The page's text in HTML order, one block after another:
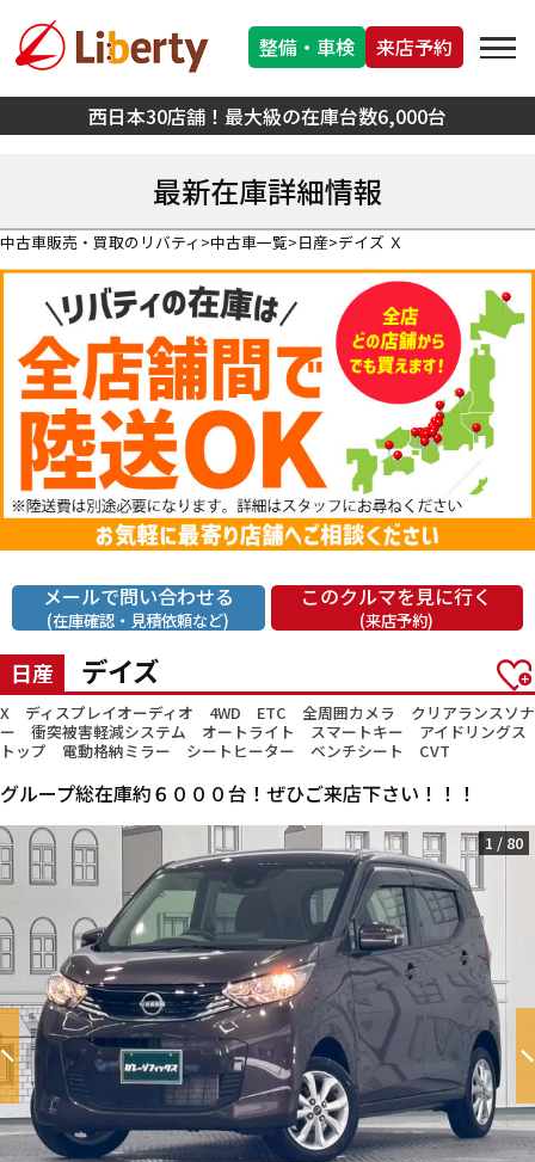
西日本30店舗！最大級の在庫台数6,000台
整備・車検 来店予約
最新在庫詳細情報
中古車販売・買取のリバティ 中古車一覧 日産 デイズ Ｘ
メールで問い合わせる
(在庫確認・見積依頼など)
このクルマを見に行く
(来店予約)
日産 デイズ
X ディスプレイオーディオ 4WD ETC 全周囲カメラ クリアランスソナ
ー 衝突被害軽減システム オートライト スマートキー アイドリングス
トップ 電動格納ミラー シートヒーター ベンチシート CVT
グループ総在庫約６０００台！ぜひご来店下さい！！！
1 / 80